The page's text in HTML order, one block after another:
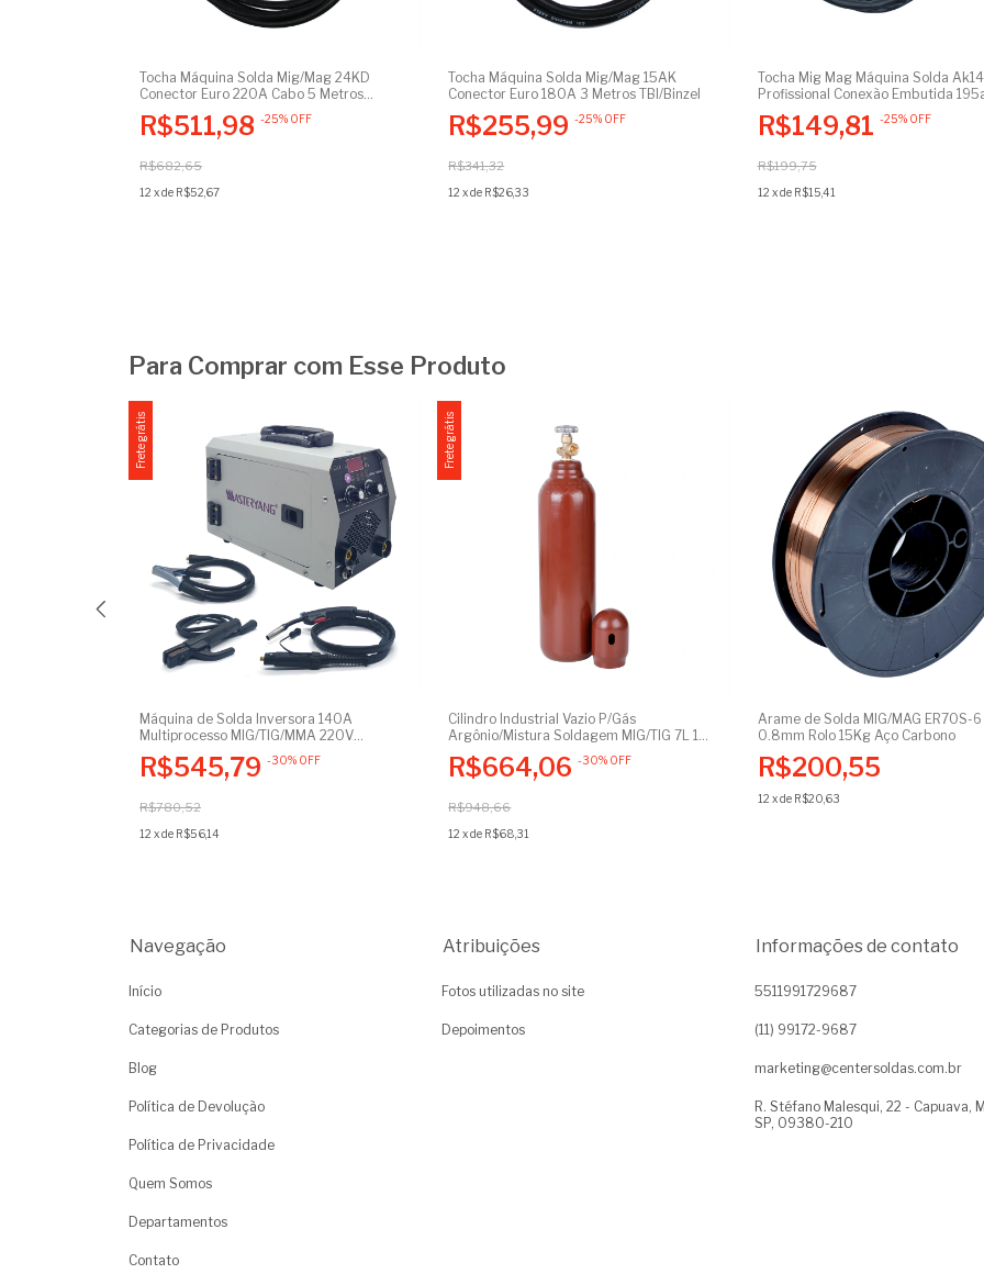
Tocha Máquina Solda Mig/Mag 24KD
Conector Euro 220A Cabo 5 Metros
Padrão de Consumíveis TBI/Binzel
R$511,98 -25% OFF
R$682,65
12 xde R$52,67
Tocha Máquina Solda Mig/Mag 15AK
Conector Euro 180A 3 Metros TBI/Binzel
R$255,99-25% OFF
R$341,32
12 xde R$26,33
Tocha Mig Mag Máquina Solda Ak14
Profissional Conexão Embutida
Sem Raspa Padrão Binzel Tbi
R$149,81 -25% OFF
R$199,75
12 xde R$15,41
Para Comprar com Esse Produto
Frete grátis
Máquina de Solda Inversora 140A
Multiprocesso MIG/TIG/MMA 220V
R$545,79 -30% OFF
R$780,52
12 xde R$56,14
Frete grátis
Cilindro Industrial Vazio P/Gás
Argônio/Mistura Soldagem MIG/TIG 7L 1m³
R$664,06-30% OFF
R$948,66
12 xde R$68,31
Arame de Solda MIG/MAG ER70S-6
0.8mm Rolo 15Kg Aço Carbono
R$200,55
12 xde R$20,63
Navegação
Início
Categorias de Produtos
Blog
Política de Devolução
Política de Privacidade
Quem Somos
Departamentos
Contato
Atribuições
Fotos utilizadas no site
Depoimentos
Informações de contato
5511991729687
(11) 99172-9687
marketing@centersoldas.com.br
R. Stéfano Malesqui, 22 - Capuava,
SP, 09380-210